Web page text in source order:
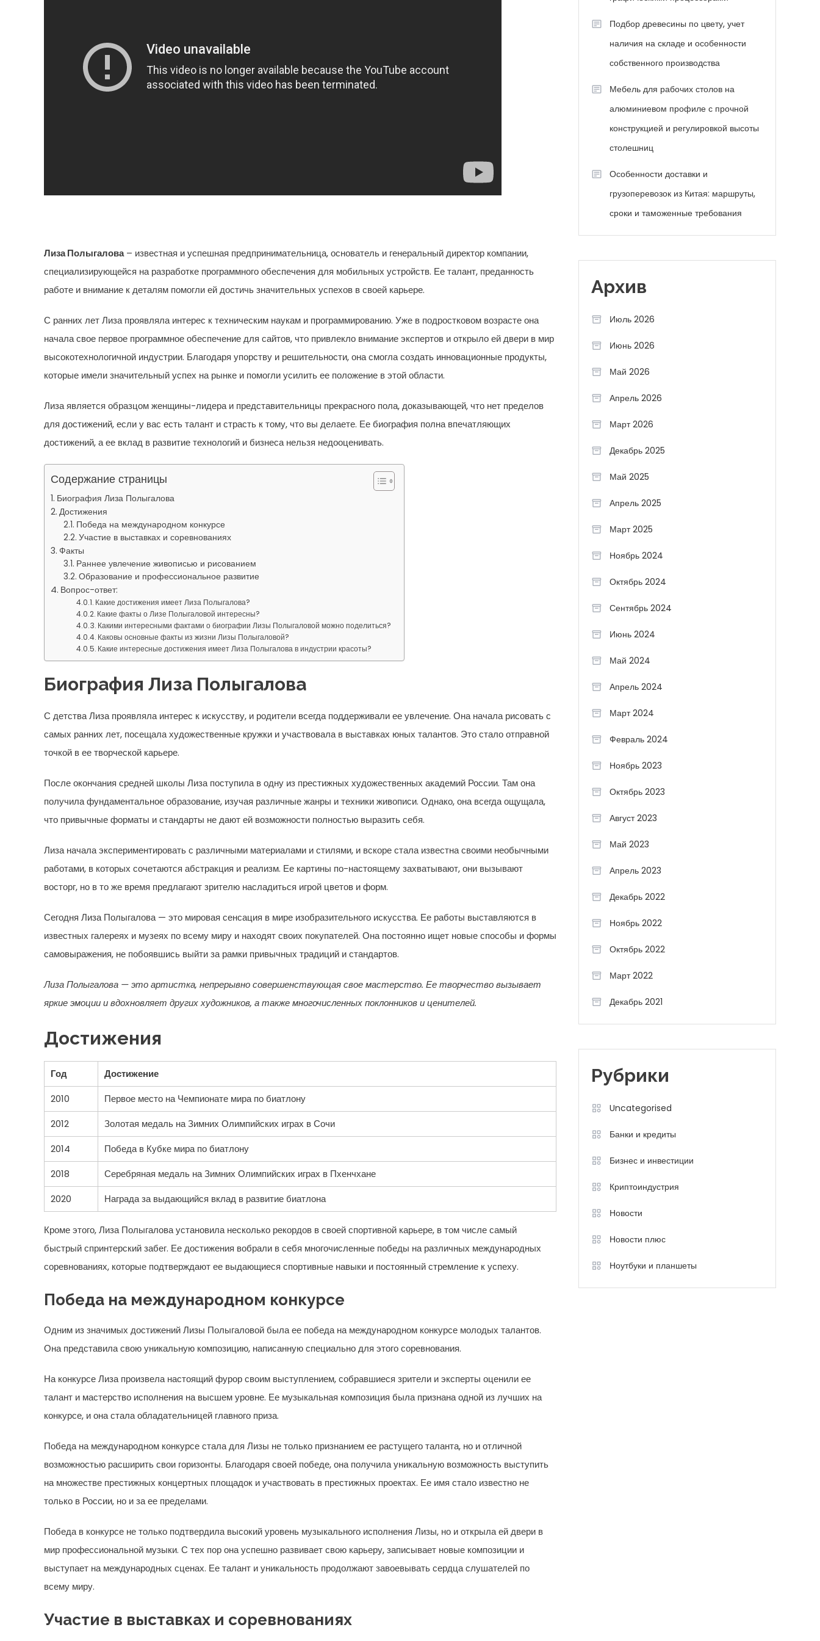
Лиза Полыгалова– известная и успешная предпринимательница, основатель и генеральный директор компании,
специализирующейся на разработке программного обеспечения для мобильных устройств. Ее талант, преданность
работе и внимание к деталям помогли ей достичь значительных успехов в своей карьере.
С ранних лет Лиза проявляла интерес к техническим наукам и программированию. Уже в подростковом возрасте она
начала свое первое программное обеспечение для сайтов, что привлекло внимание экспертов и открыло ей двери в мир
высокотехнологичной индустрии. Благодаря упорству и решительности, она смогла создать инновационные продукты,
которые имели значительный успех на рынке и помогли усилить ее положение в этой области.
Лиза является образцом женщины-лидера и представительницы прекрасного пола, доказывающей, что нет пределов
для достижений, если у вас есть талант и страсть к тому, что вы делаете. Ее биография полна впечатляющих
достижений, а ее вклад в развитие технологий и бизнеса нельзя недооценивать.
Содержание страницы
Биография Лиза Полыгалова
Достижения
Победа на международном конкурсе
Участие в выставках и соревнованиях
Факты
Раннее увлечение живописью и рисованием
Образование и профессиональное развитие
Вопрос-ответ:
Какие достижения имеет Лиза Полыгалова?
Какие факты о Лизе Полыгаловой интересны?
Какими интересными фактами о биографии Лизы Полыгаловой можно поделиться?
Каковы основные факты из жизни Лизы Полыгаловой?
Какие интересные достижения имеет Лиза Полыгалова в индустрии красоты?
Биография Лиза Полыгалова
С детства Лиза проявляла интерес к искусству, и родители всегда поддерживали ее увлечение. Она начала рисовать с
самых ранних лет, посещала художественные кружки и участвовала в выставках юных талантов. Это стало отправной
точкой в ее творческой карьере.
После окончания средней школы Лиза поступила в одну из престижных художественных академий России. Там она
получила фундаментальное образование, изучая различные жанры и техники живописи. Однако, она всегда ощущала,
что привычные форматы и стандарты не дают ей возможности полностью выразить себя.
Лиза начала экспериментировать с различными материалами и стилями, и вскоре стала известна своими необычными
работами, в которых сочетаются абстракция и реализм. Ее картины по-настоящему захватывают, они вызывают
восторг, но в то же время предлагают зрителю насладиться игрой цветов и форм.
Сегодня Лиза Полыгалова — это мировая сенсация в мире изобразительного искусства. Ее работы выставляются в
известных галереях и музеях по всему миру и находят своих покупателей. Она постоянно ищет новые способы и формы
самовыражения, не побоявшись выйти за рамки привычных традиций и стандартов.
Лиза Полыгалова — это артистка, непрерывно совершенствующая свое мастерство. Ее творчество вызывает
яркие эмоции и вдохновляет других художников, а также многочисленных поклонников и ценителей.
Достижения
Год
Достижение
2010
Первое место на Чемпионате мира по биатлону
2012
Золотая медаль на Зимних Олимпийских играх в Сочи
2014
Победа в Кубке мира по биатлону
2018
Серебряная медаль на Зимних Олимпийских играх в Пхенчхане
2020
Награда за выдающийся вклад в развитие биатлона
Кроме этого, Лиза Полыгалова установила несколько рекордов в своей спортивной карьере, в том числе самый
быстрый спринтерский забег. Ее достижения вобрали в себя многочисленные победы на различных международных
соревнованиях, которые подтверждают ее выдающиеся спортивные навыки и постоянный стремление к успеху.
Победа на международном конкурсе
Одним из значимых достижений Лизы Полыгаловой была ее победа на международном конкурсе молодых талантов.
Она представила свою уникальную композицию, написанную специально для этого соревнования.
На конкурсе Лиза произвела настоящий фурор своим выступлением, собравшиеся зрители и эксперты оценили ее
талант и мастерство исполнения на высшем уровне. Ее музыкальная композиция была признана одной из лучших на
конкурсе, и она стала обладательницей главного приза.
Победа на международном конкурсе стала для Лизы не только признанием ее растущего таланта, но и отличной
возможностью расширить свои горизонты. Благодаря своей победе, она получила уникальную возможность выступить
на множестве престижных концертных площадок и участвовать в престижных проектах. Ее имя стало известно не
только в России, но и за ее пределами.
Победа в конкурсе не только подтвердила высокий уровень музыкального исполнения Лизы, но и открыла ей двери в
мир профессиональной музыки. С тех пор она успешно развивает свою карьеру, записывает новые композиции и
выступает на международных сценах. Ее талант и уникальность продолжают завоевывать сердца слушателей по
всему миру.
Участие в выставках и соревнованиях
Подбор древесины по цвету, учет
наличия на складе и особенности
собственного производства
Мебель для рабочих столов на
алюминиевом профиле с прочной
конструкцией и регулировкой высоты
столешниц
Особенности доставки и
грузоперевозок из Китая: маршруты,
сроки и таможенные требования
Архив
Июль 2026
Июнь 2026
Май 2026
Апрель 2026
Март 2026
Декабрь 2025
Май 2025
Апрель 2025
Март 2025
Ноябрь 2024
Октябрь 2024
Сентябрь 2024
Июнь 2024
Май 2024
Апрель 2024
Март 2024
Февраль 2024
Ноябрь 2023
Октябрь 2023
Август 2023
Май 2023
Апрель 2023
Декабрь 2022
Ноябрь 2022
Октябрь 2022
Март 2022
Декабрь 2021
Рубрики
Uncategorised
Банки и кредиты
Бизнес и инвестиции
Криптоиндустрия
Новости
Новости плюс
Ноутбуки и планшеты